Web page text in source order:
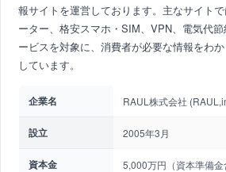
報サイトを運営しております。主なサイト
ーター、格安スマホ・SIM、VPN、電気代
ービスを対象に、消費者が必要な情報をわ
しています。
企業名 RAUL株式会社
設立 2005年3月
資本金 5,000万円（資本準備金